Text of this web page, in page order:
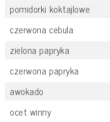
pomidorki koktajlowe
czerwona cebula
zielona papryka
czerwona papryka
awokado
ocet winny